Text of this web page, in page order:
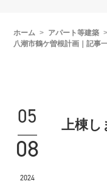
ホーム アパート等建築
八潮市鶴ケ曽根計画｜記事
05
08
2024
上棟し